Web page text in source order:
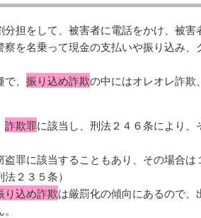
分担をして、被害者に電話をかけ、被
を名乗って現金の支払いや振り込み
、 振り込め詐欺の中にはオレオレ詐欺
詐欺罪に該当し、刑法２４６条により、
罪に該当することもあり、その場合
２３５条）
り込め詐欺は厳罰化の傾向にあるので